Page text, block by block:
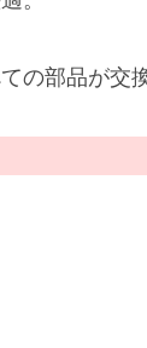
の部品が交